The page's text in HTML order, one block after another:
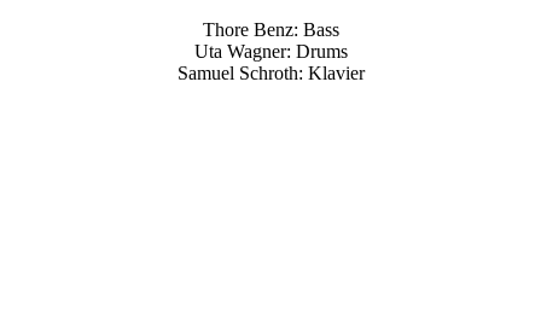
Thore Benz: Bass
Uta Wagner: Drums
Samuel Schroth: Klavier